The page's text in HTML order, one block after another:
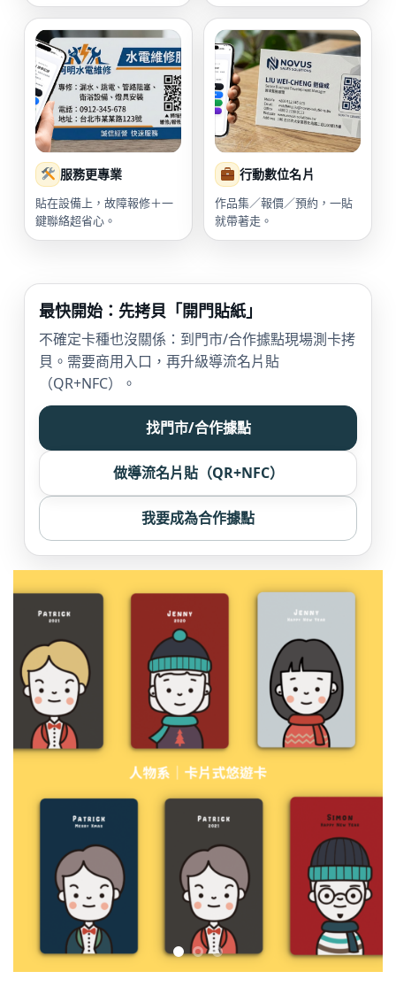
服務更專業
貼在設備上，故障報修＋一
鍵聯絡超省心。
行動數位名片
作品集／報價／預約，一貼
就帶著走。
最快開始：先拷貝「開門貼紙」
不確定卡種也沒關係：到門市/合作據點現場測卡拷
貝。需要商用入口，再升級導流名片貼
（QR+NFC）。
找門市/合作據點
做導流名片貼（QR+NFC）
我要成為合作據點